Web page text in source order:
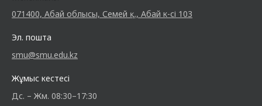
071400, Абай облысы, Семей қ., Абай к-сі 103
Эл. пошта
smu@smu.edu.kz
Жұмыс кестесі
Дс. – Жм. 08:30–17:30